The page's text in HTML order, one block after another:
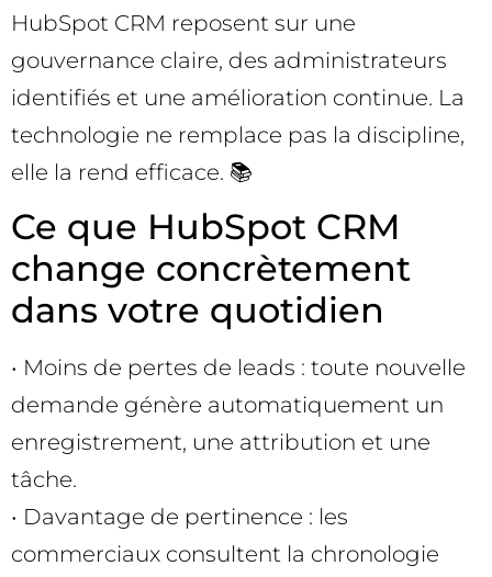
HubSpot CRM reposent sur une
gouvernance claire, des administrateurs
identifiés et une amélioration continue. La
technologie ne remplace pas la discipline,
elle la rend efficace. 📚
Ce que HubSpot CRM
change concrètement
dans votre quotidien
• Moins de pertes de leads : toute nouvelle
demande génère automatiquement un
enregistrement, une attribution et une
tâche.
• Davantage de pertinence : les
commerciaux consultent la chronologie